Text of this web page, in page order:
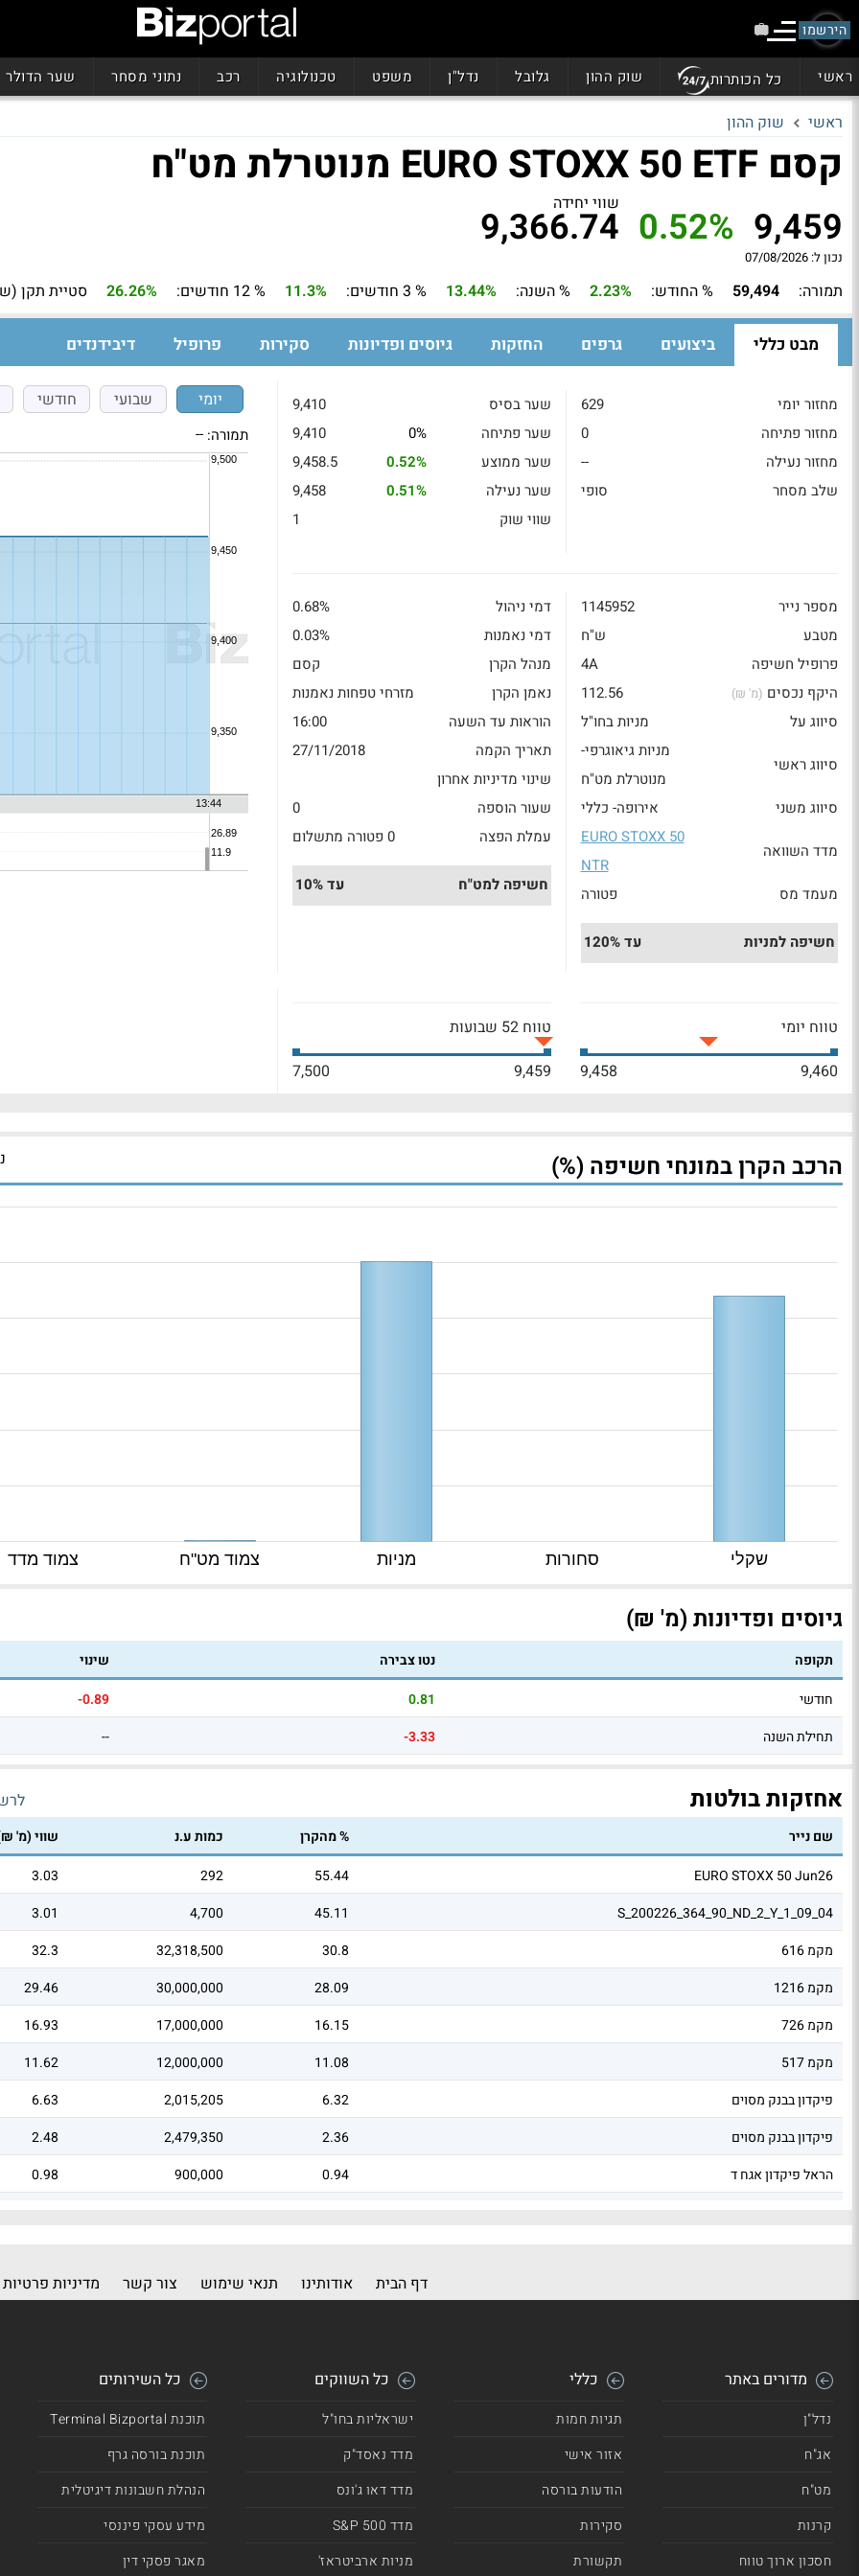
הירשמו
ראשי כל הכותרות שוק ההון גלובל נדל"ן משפט טכנולוגיה רכב נתוני מסחר שער הדולר
ראשי שוק ההון
קסם EURO STOXX 50 ETF מנוטרלת מט"ח
9,459
0.52% שווי יחידה
9,366.74
נכון ל: 07/08/2026
תמורה: 59,494 % החודש: 2.23% % השנה: 13.44% % 3 חודשים: 11.3% % 12 חודשים: 26.26% סטיית תקן
מבט כללי ביצועים גרפים החזקות גיוסים ופדיונות סקירות פרופיל דיבידנדים
מחזור יומי
629
מחזור פתיחה
0
מחזור נעילה
--
שלב מסחר
סופי
שער בסיס
9,410
שער פתיחה
0%
9,410
שער ממוצע
0.52%
9,458.5
שער נעילה
0.51%
9,458
שווי שוק
1
מספר נייר
1145952
מטבע
ש"ח
פרופיל חשיפה
4A
היקף נכסים (מ' ₪)
112.56
סיווג על
מניות בחו"ל
סיווג ראשי
מניות גיאוגרפי-
מנוטרלת מט"ח
סיווג משני
אירופה- כללי
מדד השוואה
EURO STOXX 50
NTR
מעמד מס
פטורה
חשיפה למניות עד 120%
דמי ניהול
0.68%
דמי נאמנות
0.03%
מנהל הקרן
קסם
נאמן הקרן
מזרחי טפחות נאמנות
הוראות עד השעה
16:00
תאריך הקמה
27/11/2018
שינוי מדיניות אחרון
שעור הוספה
0
עמלת הפצה
0 פטורה מתשלום
חשיפה למט"ח עד 10%
יומי שבועי חודשי
תמורה: --
טווח יומי
9,460
9,458
טווח 52 שבועות
9,459
7,500
הרכב הקרן במונחי חשיפה (%)
צמוד מדד צמוד מט"ח מניות סחורות שקלי
גיוסים ופדיונות (מ' ₪)
תקופה נטו צבירה
שינוי
חודשי
0.81
-0.89
תחילת השנה
-3.33
--
אחזקות בולטות
שם נייר % מהקרן כמות ע.נ
שווי (מ'
EURO STOXX 50 Jun26
55.44
292
3.03
S_200226_364_90_ND_2_Y_1_09_04
45.11
4,700
3.01
מקמ 616
30.8
32,318,500
32.3
מקמ 1216
28.09
30,000,000
29.46
מקמ 726
16.15
17,000,000
16.93
מקמ 517
11.08
12,000,000
11.62
פיקדון בבנק מסוים
6.32
2,015,205
6.63
פיקדון בבנק מסוים
2.36
2,479,350
2.48
הראל פיקדון אגח ד
0.94
900,000
0.98
דף הבית אודותינו תנאי שימוש צור קשר מדיניות פרטיות
מדורים באתר
נדל"ן
אג"ח
מט"ח
קרנות
חסכון ארוך טווח
כללי
תגיות חמות
אזור אישי
הודעות בורסה
סקירות
תקשורת
כל השווקים
ישראליות בחו"ל
מדד נאסד"ק
מדד דאו ג'ונס
מדד 500 S&P
מניות ארביטראז'
כל השירותים
תוכנת Terminal Bizportal
תוכנת בורסה גרף
הנהלת חשבונות דיגיטלית
מידע עסקי פיננסי
מאגר פסקי דין